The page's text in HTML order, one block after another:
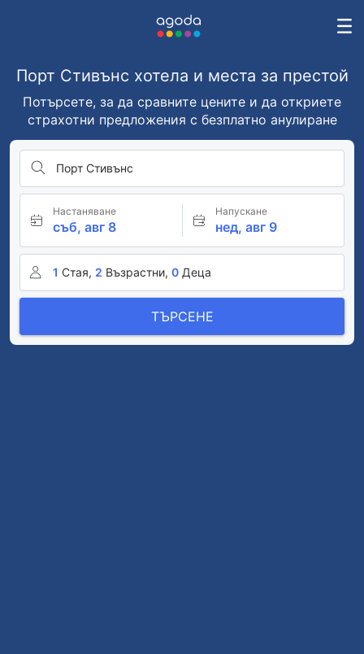
Порт Стивънс хотела и места за престой
Потърсете, за да сравните цените и да откриете
страхотни предложения с безплатно анулиране
Порт Стивънс
Настаняване
съб, авг 8
Напускане
нед, авг 9
1 Стая, 2 Възрастни, 0 Деца
ТЪРСЕНЕ